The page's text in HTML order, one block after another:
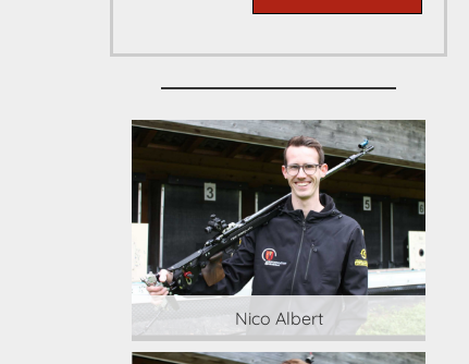
Nico Albert